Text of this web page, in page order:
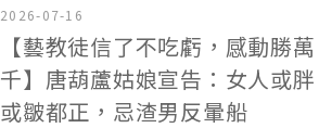
2026-07-16
【藝教徒信了不吃虧，感動勝萬
千】唐葫蘆姑娘宣告：女人或胖
或皺都正，忌渣男反暈船